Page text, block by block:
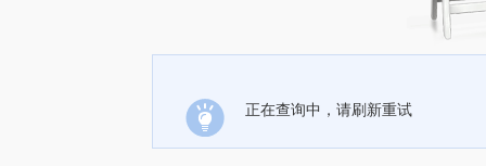
正在查询中，请刷新重试